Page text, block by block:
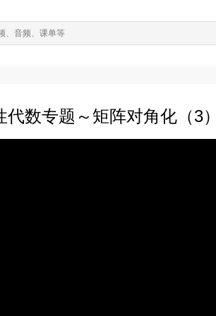
数专题～矩阵对角化（3